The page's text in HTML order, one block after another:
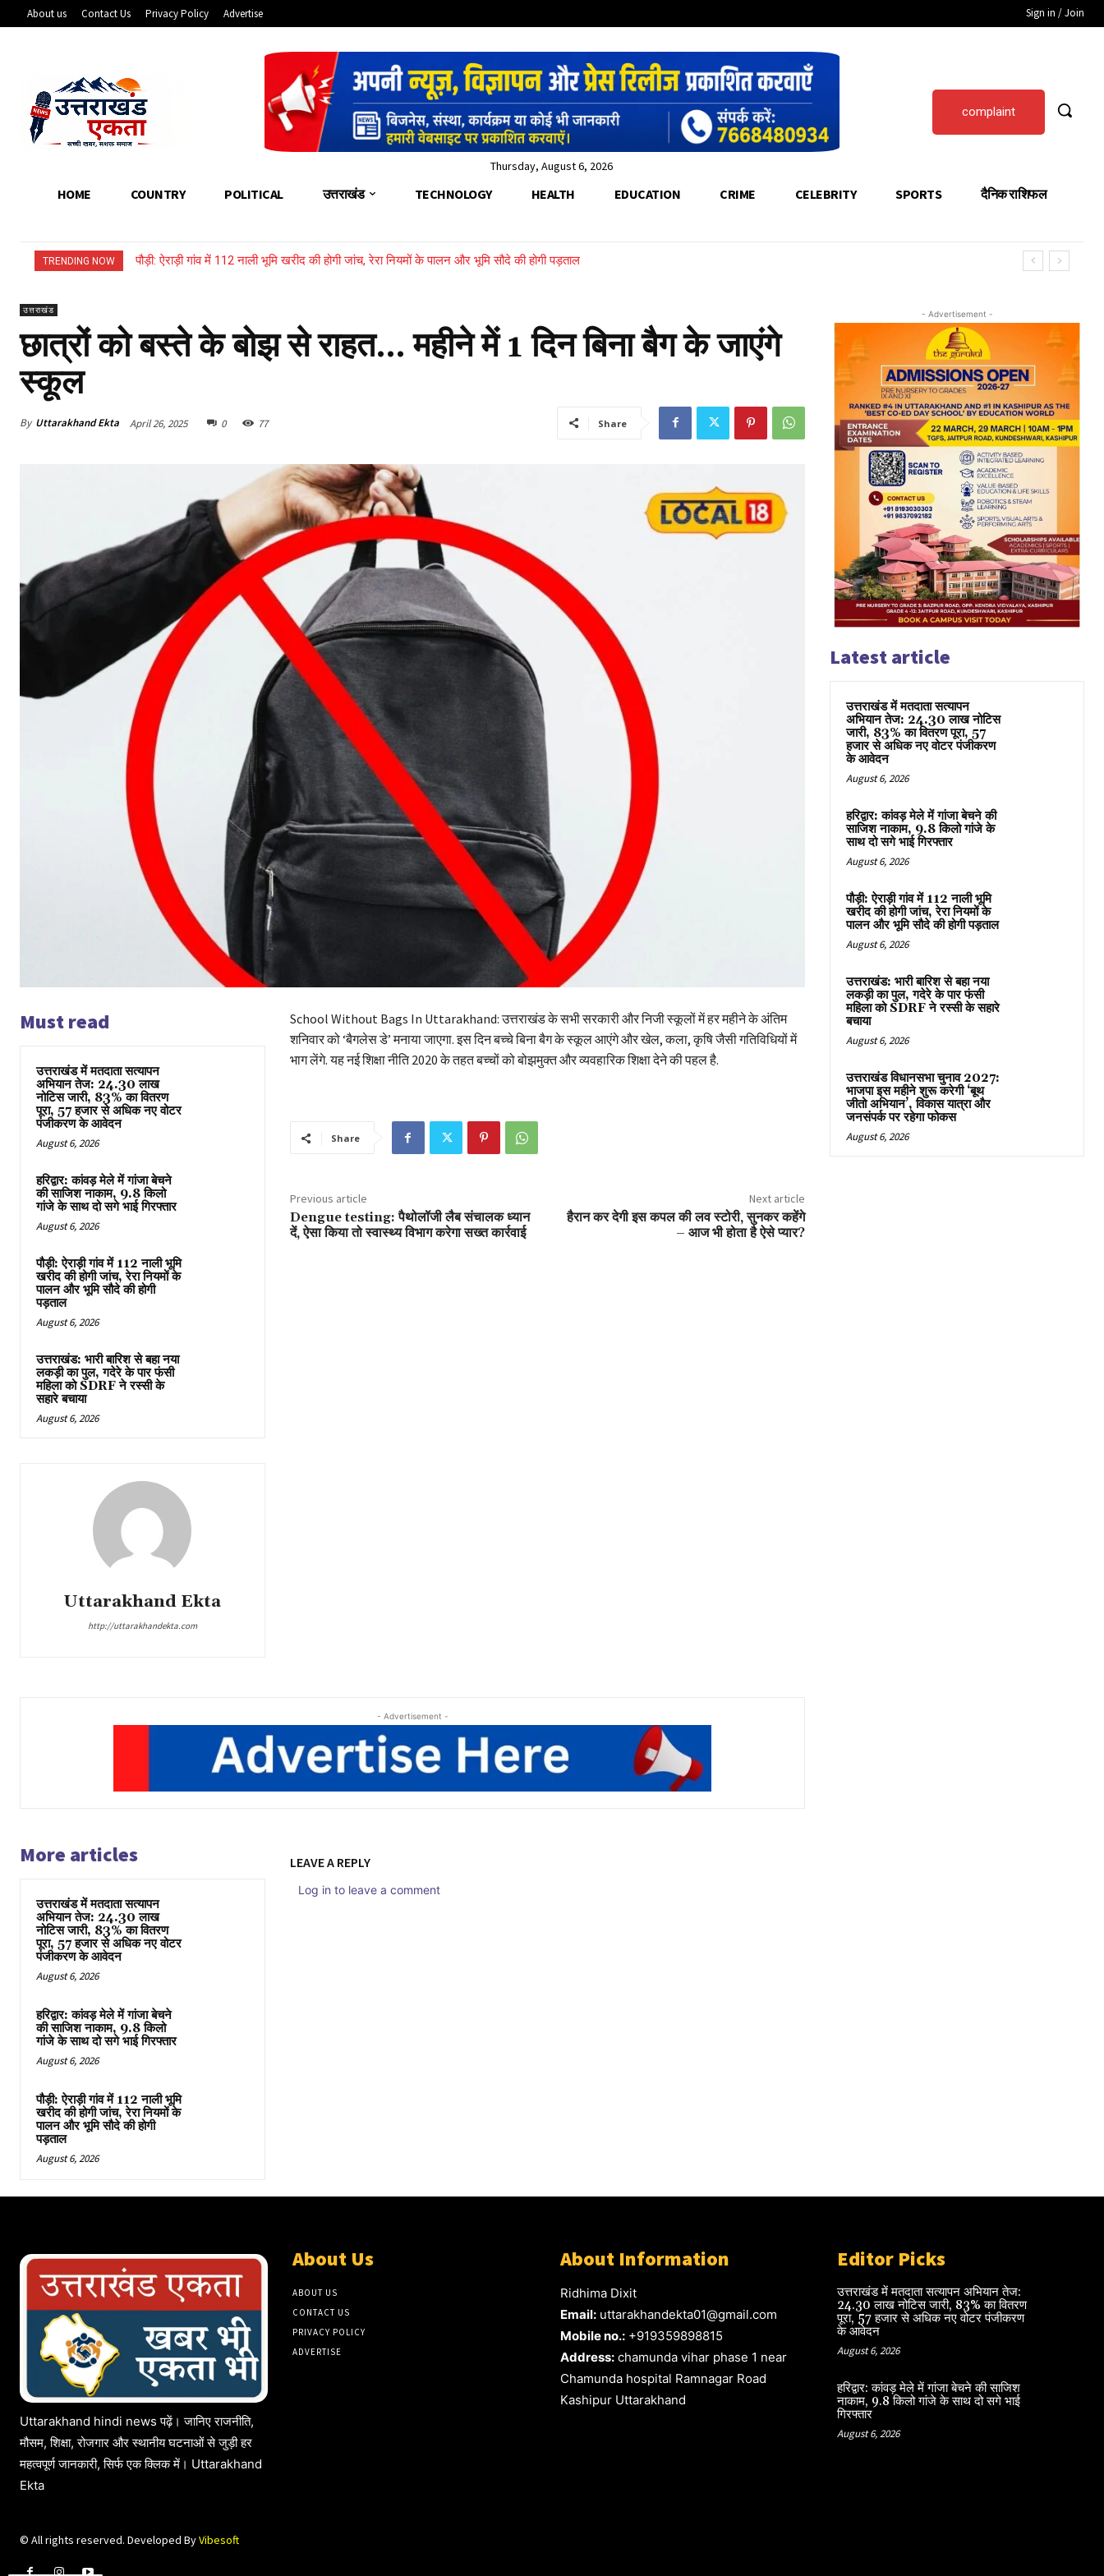
About us Contact Us Privacy Policy Advertise Sign in / Join
Thursday, August 6, 2026
complaint
HOME COUNTRY POLITICAL उत्तराखंड TECHNOLOGY HEALTH EDUCATION CRIME CELEBRITY SPORTS दैनिक राशिफल
TRENDING NOW पौड़ी: ऐराड़ी गांव में 112 नाली भूमि खरीद की होगी जांच, रेरा नियमों के पालन और भूमि सौदे की होगी पड़ताल
उत्तराखंड
छात्रों को बस्ते के बोझ से राहत… महीने में 1 दिन बिना बैग के जाएंगे
स्कूल
By Uttarakhand Ekta April 26, 2025 0 77 Share
Must read
उत्तराखंड में मतदाता सत्यापन
अभियान तेज: 24.30 लाख
नोटिस जारी, 83% का वितरण
पूरा, 57 हजार से अधिक नए वोटर
पंजीकरण के आवेदन
August 6, 2026
हरिद्वार: कांवड़ मेले में गांजा बेचने
की साजिश नाकाम, 9.8 किलो
गांजे के साथ दो सगे भाई गिरफ्तार
August 6, 2026
पौड़ी: ऐराड़ी गांव में 112 नाली भूमि
खरीद की होगी जांच, रेरा नियमों के
पालन और भूमि सौदे की होगी
पड़ताल
August 6, 2026
उत्तराखंड: भारी बारिश से बहा नया
लकड़ी का पुल, गदेरे के पार फंसी
महिला को SDRF ने रस्सी के
सहारे बचाया
August 6, 2026
Uttarakhand Ekta
http://uttarakhandekta.com
School Without Bags In Uttarakhand: उत्तराखंड के सभी सरकारी और निजी स्कूलों में हर महीने के अंतिम
शनिवार को ‘बैगलेस डे’ मनाया जाएगा. इस दिन बच्चे बिना बैग के स्कूल आएंगे और खेल, कला, कृषि जैसी गतिविधियों में
भाग लेंगे. यह नई शिक्षा नीति 2020 के तहत बच्चों को बोझमुक्त और व्यवहारिक शिक्षा देने की पहल है.
Share
Previous article
Dengue testing: पैथोलॉजी लैब संचालक ध्यान
दें, ऐसा किया तो स्वास्थ्य विभाग करेगा सख्त कार्रवाई
Next article
हैरान कर देगी इस कपल की लव स्टोरी, सुनकर कहेंगे
– आज भी होता है ऐसे प्यार?
- Advertisement -
More articles
उत्तराखंड में मतदाता सत्यापन
अभियान तेज: 24.30 लाख
नोटिस जारी, 83% का वितरण
पूरा, 57 हजार से अधिक नए वोटर
पंजीकरण के आवेदन
August 6, 2026
हरिद्वार: कांवड़ मेले में गांजा बेचने
की साजिश नाकाम, 9.8 किलो
गांजे के साथ दो सगे भाई गिरफ्तार
August 6, 2026
पौड़ी: ऐराड़ी गांव में 112 नाली भूमि
खरीद की होगी जांच, रेरा नियमों के
पालन और भूमि सौदे की होगी
पड़ताल
August 6, 2026
LEAVE A REPLY
Log in to leave a comment
- Advertisement -
Latest article
उत्तराखंड में मतदाता सत्यापन
अभियान तेज: 24.30 लाख नोटिस
जारी, 83% का वितरण पूरा, 57
हजार से अधिक नए वोटर पंजीकरण
के आवेदन
August 6, 2026
हरिद्वार: कांवड़ मेले में गांजा बेचने की
साजिश नाकाम, 9.8 किलो गांजे के
साथ दो सगे भाई गिरफ्तार
August 6, 2026
पौड़ी: ऐराड़ी गांव में 112 नाली भूमि
खरीद की होगी जांच, रेरा नियमों के
पालन और भूमि सौदे की होगी पड़ताल
August 6, 2026
उत्तराखंड: भारी बारिश से बहा नया
लकड़ी का पुल, गदेरे के पार फंसी
महिला को SDRF ने रस्सी के सहारे
बचाया
August 6, 2026
उत्तराखंड विधानसभा चुनाव 2027:
भाजपा इस महीने शुरू करेगी ‘बूथ
जीतो अभियान’, विकास यात्रा और
जनसंपर्क पर रहेगा फोकस
August 6, 2026
Uttarakhand hindi news पढ़ें। जानिए राजनीति,
मौसम, शिक्षा, रोजगार और स्थानीय घटनाओं से जुड़ी हर
महत्वपूर्ण जानकारी, सिर्फ एक क्लिक में। Uttarakhand
Ekta
© All rights reserved. Developed ByVibesoft
About Us
ABOUT US
CONTACT US
PRIVACY POLICY
ADVERTISE
About Information
Ridhima Dixit
Email: uttarakhandekta01@gmail.com
Mobile no.: +919359898815
Address: chamunda vihar phase 1 near
Chamunda hospital Ramnagar Road
Kashipur Uttarakhand
Editor Picks
उत्तराखंड में मतदाता सत्यापन अभियान तेज:
24.30 लाख नोटिस जारी, 83% का वितरण
पूरा, 57 हजार से अधिक नए वोटर पंजीकरण
के आवेदन
August 6, 2026
हरिद्वार: कांवड़ मेले में गांजा बेचने की साजिश
नाकाम, 9.8 किलो गांजे के साथ दो सगे भाई
गिरफ्तार
August 6, 2026